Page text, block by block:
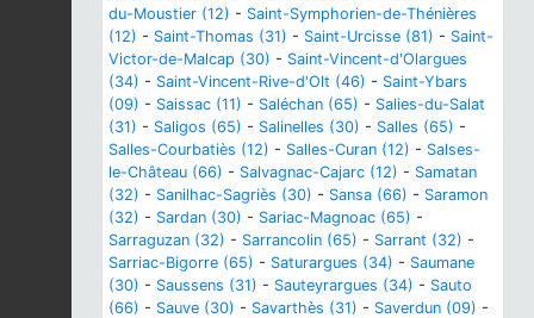
du-Moustier (12) - Saint-Symphorien-de-Thénières
(12) - Saint-Thomas (31) - Saint-Urcisse (81) - Saint-
Victor-de-Malcap (30) - Saint-Vincent-d'Olargues
(34) - Saint-Vincent-Rive-d'Olt (46) - Saint-Ybars
(09) - Saissac (11) - Saléchan (65) - Salies-du-Salat
(31) - Saligos (65) - Salinelles (30) - Salles (65) -
Salles-Courbatiès (12) - Salles-Curan (12) - Salses-
le-Château (66) - Salvagnac-Cajarc (12) - Samatan
(32) - Sanilhac-Sagriès (30) - Sansa (66) - Saramon
(32) - Sardan (30) - Sariac-Magnoac (65) -
Sarraguzan (32) - Sarrancolin (65) - Sarrant (32) -
Sarriac-Bigorre (65) - Saturargues (34) - Saumane
(30) - Saussens (31) - Sauteyrargues (34) - Sauto
(66) - Sauve (30) - Savarthès (31) - Saverdun (09) -